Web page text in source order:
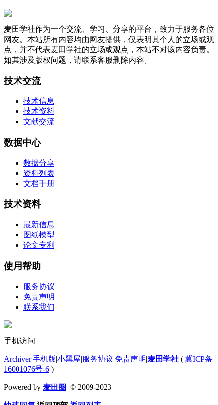
麦田学社作为一个交流、学习、分享的平台，致力于服务各位
网友。本站所有内容均由网友提供，仅表明其个人的立场或观
点，并不代表麦田学社的立场或观点，本站不对该内容负责。
如其涉及版权问题，请联系客服删除内容。
技术交流
技术信息
技术资料
文献交流
数据中心
数据分享
资料列表
文档手册
技术资料
最新信息
图纸模型
论文专利
使用帮助
服务协议
免责声明
联系我们
手机访问
Archiver|手机版|小黑屋|服务协议|免责声明|麦田学社 ( 冀ICP备
16001076号-6 )
Powered by 麦田圈 © 2009-2023